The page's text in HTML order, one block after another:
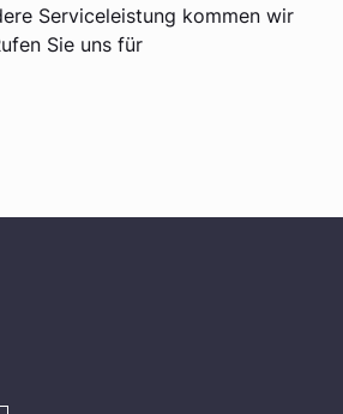
Serviceleistung kommen wir
Sie uns für